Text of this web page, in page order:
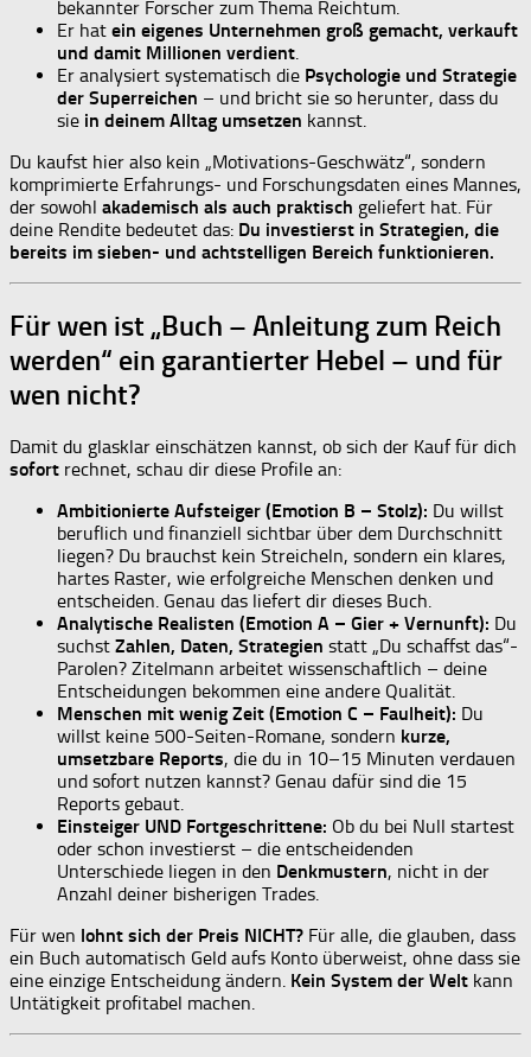
bekannter Forscher zum Thema Reichtum.
Er hat ein eigenes Unternehmen groß gemacht, verkauft
und damit Millionen verdient.
Er analysiert systematisch die Psychologie und Strategie
der Superreichen – und bricht sie so herunter, dass du
sie in deinem Alltag umsetzen kannst.
Du kaufst hier also kein „Motivations-Geschwätz“, sondern
komprimierte Erfahrungs- und Forschungsdaten eines Mannes,
der sowohl akademisch als auch praktisch geliefert hat. Für
deine Rendite bedeutet das: Du investierst in Strategien, die
bereits im sieben- und achtstelligen Bereich funktionieren.
Für wen ist „Buch – Anleitung zum Reich
werden“ ein garantierter Hebel – und für
wen nicht?
Damit du glasklar einschätzen kannst, ob sich der Kauf für dich
sofort rechnet, schau dir diese Profile an:
Ambitionierte Aufsteiger (Emotion B – Stolz): Du willst
beruflich und finanziell sichtbar über dem Durchschnitt
liegen? Du brauchst kein Streicheln, sondern ein klares,
hartes Raster, wie erfolgreiche Menschen denken und
entscheiden. Genau das liefert dir dieses Buch.
Analytische Realisten (Emotion A – Gier + Vernunft): Du
suchst Zahlen, Daten, Strategien statt „Du schaffst das“-
Parolen? Zitelmann arbeitet wissenschaftlich – deine
Entscheidungen bekommen eine andere Qualität.
Menschen mit wenig Zeit (Emotion C – Faulheit): Du
willst keine 500-Seiten-Romane, sondern kurze,
umsetzbare Reports, die du in 10–15 Minuten verdauen
und sofort nutzen kannst? Genau dafür sind die 15
Reports gebaut.
Einsteiger UND Fortgeschrittene: Ob du bei Null startest
oder schon investierst – die entscheidenden
Unterschiede liegen in den Denkmustern, nicht in der
Anzahl deiner bisherigen Trades.
Für wen lohnt sich der Preis NICHT? Für alle, die glauben, dass
ein Buch automatisch Geld aufs Konto überweist, ohne dass sie
eine einzige Entscheidung ändern. Kein System der Welt kann
Untätigkeit profitabel machen.